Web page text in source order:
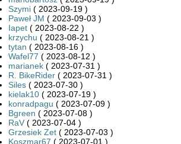
Szymi( 2023-09-19 )
Paweł JM ( 2023-09-03 )
Iapet( 2023-08-22 )
krzychu ( 2023-08-21 )
tytan ( 2023-08-16 )
Wafel77 ( 2023-08-12 )
marianek( 2023-07-31 )
R. BikeRider( 2023-07-31 )
Siles( 2023-07-30 )
kielak10( 2023-07-19 )
konradpagu ( 2023-07-09 )
Bgreen ( 2023-07-08 )
RaV( 2023-07-04 )
Grzesiek Zet( 2023-07-03 )
Koszmar67 ( 2023-07-01 )